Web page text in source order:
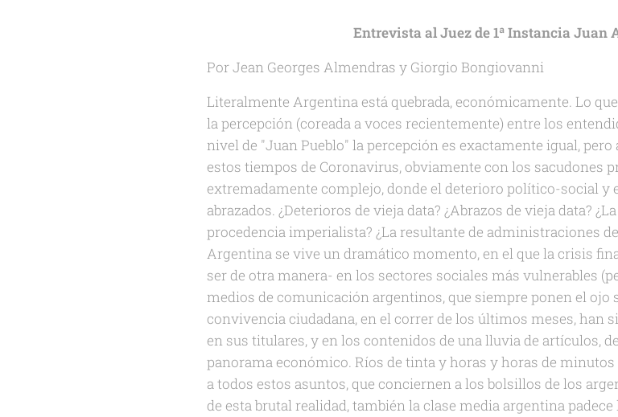
Entrevista al Juez de 1ª Instancia Juan
Por Jean Georges Almendras y Giorgio Bongiovanni
Literalmente Argentina está quebrada, económicamente. Lo
la percepción (coreada a voces recientemente) entre los
nivel de "Juan Pueblo" la percepción es exactamente igual,
estos tiempos de Coronavirus, obviamente con los sacudones
extremadamente complejo, donde el deterioro político-social y
abrazados. ¿Deterioros de vieja data? ¿Abrazos de vieja data?
procedencia imperialista? ¿La resultante de administraciones
Argentina se vive un dramático momento, en el que la crisis
ser de otra manera- en los sectores sociales más vulnerables
medios de comunicación argentinos, que siempre ponen el ojo
convivencia ciudadana, en el correr de los últimos meses, han
en sus titulares, y en los contenidos de una lluvia de artículos,
panorama económico. Ríos de tinta y horas y horas de
a todos estos asuntos, que conciernen a los bolsillos de los
de esta brutal realidad, también la clase media argentina